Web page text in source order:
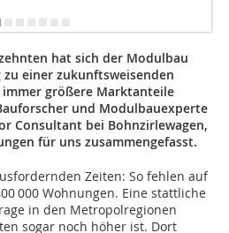
hat sich der Modulbau
einer zukunftsweisenden
größere Marktanteile
und Modulbauexperte
Consultant bei Bohnzirlewagen,
für uns zusammengefasst.
Zeiten: So fehlen auf
000 Wohnungen. Eine stattliche
in den Metropolregionen
sogar noch höher ist. Dort